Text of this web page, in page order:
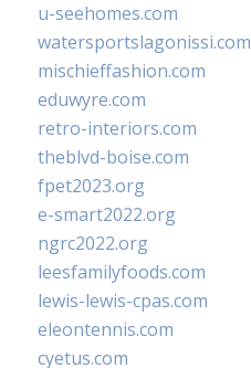
u-seehomes.com
watersportslagonissi.com
mischieffashion.com
eduwyre.com
retro-interiors.com
theblvd-boise.com
fpet2023.org
e-smart2022.org
ngrc2022.org
leesfamilyfoods.com
lewis-lewis-cpas.com
eleontennis.com
cyetus.com